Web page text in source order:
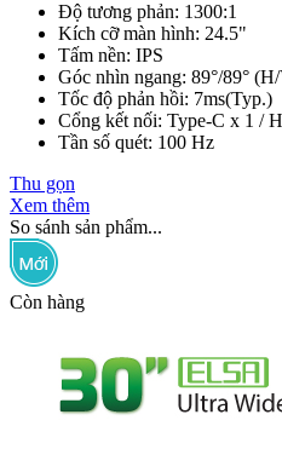
Độ tương phản: 1300:1
Kích cỡ màn hình: 24.5"
Tấm nền: IPS
Góc nhìn ngang: 89°/89°
Tốc độ phản hồi: 7ms(Typ.)
Cổng kết nối: Type-C x 1 /
Tần số quét: 100 Hz
Thu gọn
Xem thêm
So sánh sản phẩm...
Còn hàng